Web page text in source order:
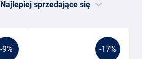
-9% -17%